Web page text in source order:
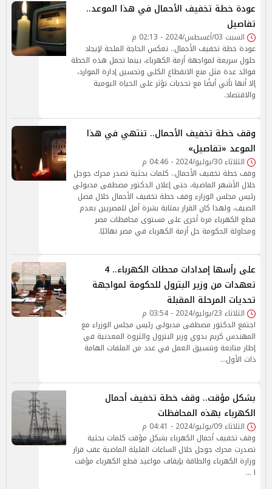
عودة خطة تخفيف الأحمال في هذا الموعد..
تفاصيل
السبت 03/أغسطس/2024 - 02:13 م
عودة خطة تخفيف الأحمال.. تعكس الحاجة الملحة لإيجاد
حلول سريعة لمواجهة أزمة الكهرباء، بينما تحمل هذه الخطة
فوائد عدة مثل منع الانقطاع الكلي وتحسين إدارة الموارد،
إلا أنها تأتي أيضًا مع تحديات تؤثر على الحياة اليومية
والاقتصاد.
وقف خطة تخفيف الأحمال.. تنتهي في هذا
الموعد «تفاصيل»
الثلاثاء 30/يوليو/2024 - 04:46 م
وقف خطة تخفيف الأحمال.. كلمات بحثية تصدر محرك جوجل
خلال الأشهر الماضية، حتى إعلان الدكتور مصطفى مدبولي
رئيس مجلس الوزارء وقف خطة تخفيف الأحمال خلال فصل
الصيف، ولهذا كان القرار بمثابة بشرة أمل للمصريين بعدم
قطع الكهرباء مرة أخرى على مستوى محافظات مصر
ومحاولة الحكومة حل أزمة الكهرباء في مصر نهائيًا.
على رأسها إمدادات محطات الكهرباء.. 4
تعهدات من وزير البترول للحكومة لمواجهة
تحديات المرحلة المقبلة
الثلاثاء 23/يوليو/2024 - 03:54 م
اجتمع الدكتور مصطفى مدبولي رئيس مجلس الوزراء مع
المهندس كريم بدوي وزير البترول والثروة المعدنية في
إطار متابعة وتنسيق العمل في عدد من الملفات الهامة
ذات الأول…
بشكل مؤقت.. وقف خطة تخفيف أحمال
الكهرباء بهذه المحافظات
الثلاثاء 09/يوليو/2024 - 04:41 م
وقف تخفيف أحمال الكهرباء بشكل مؤقت كلمات بحثية
تصدرت محرك جوجل خلال الساعات القليلة الماضية عقب قرار
وزارة الكهرباء والطاقة بإيقاف مواعيد قطع الكهرباء مؤقت
ا …